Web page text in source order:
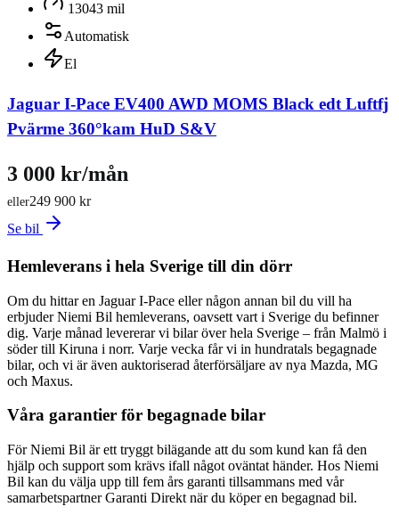
13043 mil
Automatisk
El
Jaguar I-Pace EV400 AWD MOMS Black edt Luftfj
Pvärme 360°kam HuD S&V
249 900 kr
eller
3 000 kr/mån
Se bil
Hemleverans i hela Sverige till din dörr
Om du hittar en Jaguar I-Pace eller någon annan bil du vill ha
erbjuder Niemi Bil hemleverans, oavsett vart i Sverige du befinner
dig. Varje månad levererar vi bilar över hela Sverige – från Malmö i
söder till Kiruna i norr. Varje vecka får vi in hundratals begagnade
bilar, och vi är även auktoriserad återförsäljare av nya Mazda, MG
och Maxus.
Våra garantier för begagnade bilar
För Niemi Bil är ett tryggt bilägande att du som kund kan få den
hjälp och support som krävs ifall något oväntat händer. Hos Niemi
Bil kan du välja upp till fem års garanti tillsammans med vår
samarbetspartner Garanti Direkt när du köper en begagnad bil.